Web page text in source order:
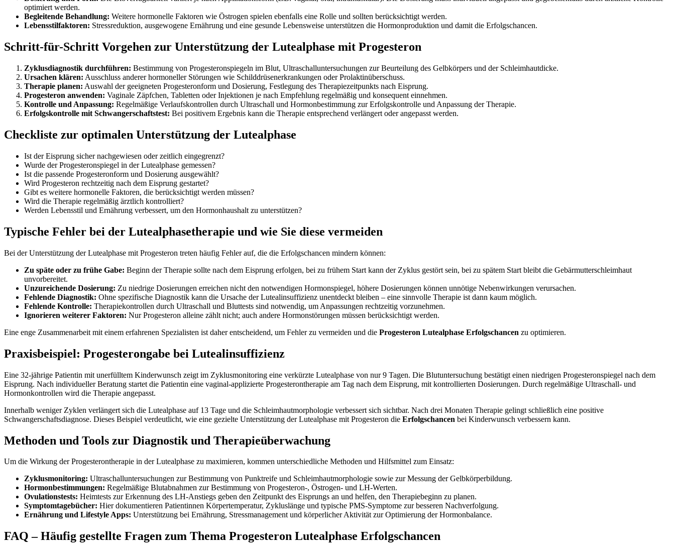
optimiert werden.
Begleitende Behandlung: Weitere hormonelle Faktoren wie Östrogen spielen ebenfalls eine Rolle und sollten berücksichtigt werden.
Lebensstilfaktoren: Stressreduktion, ausgewogene Ernährung und eine gesunde Lebensweise unterstützen die Hormonproduktion und damit die Erfolgschancen.
Schritt-für-Schritt Vorgehen zur Unterstützung der Lutealphase mit Progesteron
Zyklusdiagnostik durchführen: Bestimmung von Progesteronspiegeln im Blut, Ultraschalluntersuchungen zur Beurteilung des Gelbkörpers und der Schleimhautdicke.
Ursachen klären: Ausschluss anderer hormoneller Störungen wie Schilddrüsenerkrankungen oder Prolaktinüberschuss.
Therapie planen: Auswahl der geeigneten Progesteronform und Dosierung, Festlegung des Therapiezeitpunkts nach Eisprung.
Progesteron anwenden: Vaginale Zäpfchen, Tabletten oder Injektionen je nach Empfehlung regelmäßig und konsequent einnehmen.
Kontrolle und Anpassung: Regelmäßige Verlaufskontrollen durch Ultraschall und Hormonbestimmung zur Erfolgskontrolle und Anpassung der Therapie.
Erfolgskontrolle mit Schwangerschaftstest: Bei positivem Ergebnis kann die Therapie entsprechend verlängert oder angepasst werden.
Checkliste zur optimalen Unterstützung der Lutealphase
Ist der Eisprung sicher nachgewiesen oder zeitlich eingegrenzt?
Wurde der Progesteronspiegel in der Lutealphase gemessen?
Ist die passende Progesteronform und Dosierung ausgewählt?
Wird Progesteron rechtzeitig nach dem Eisprung gestartet?
Gibt es weitere hormonelle Faktoren, die berücksichtigt werden müssen?
Wird die Therapie regelmäßig ärztlich kontrolliert?
Werden Lebensstil und Ernährung verbessert, um den Hormonhaushalt zu unterstützen?
Typische Fehler bei der Lutealphasetherapie und wie Sie diese vermeiden
Bei der Unterstützung der Lutealphase mit Progesteron treten häufig Fehler auf, die die Erfolgschancen mindern können:
Zu späte oder zu frühe Gabe: Beginn der Therapie sollte nach dem Eisprung erfolgen, bei zu frühem Start kann der Zyklus gestört sein, bei zu spätem Start bleibt die Gebärmutterschleimhaut
unvorbereitet.
Unzureichende Dosierung: Zu niedrige Dosierungen erreichen nicht den notwendigen Hormonspiegel, höhere Dosierungen können unnötige Nebenwirkungen verursachen.
Fehlende Diagnostik: Ohne spezifische Diagnostik kann die Ursache der Lutealinsuffizienz unentdeckt bleiben – eine sinnvolle Therapie ist dann kaum möglich.
Fehlende Kontrolle: Therapiekontrollen durch Ultraschall und Bluttests sind notwendig, um Anpassungen rechtzeitig vorzunehmen.
Ignorieren weiterer Faktoren: Nur Progesteron alleine zählt nicht; auch andere Hormonstörungen müssen berücksichtigt werden.
Eine enge Zusammenarbeit mit einem erfahrenen Spezialisten ist daher entscheidend, um Fehler zu vermeiden und die Progesteron Lutealphase Erfolgschancen zu optimieren.
Praxisbeispiel: Progesterongabe bei Lutealinsuffizienz
Eine 32-jährige Patientin mit unerfülltem Kinderwunsch zeigt im Zyklusmonitoring eine verkürzte Lutealphase von nur 9 Tagen. Die Blutuntersuchung bestätigt einen niedrigen Progesteronspiegel nach dem
Eisprung. Nach individueller Beratung startet die Patientin eine vaginal-applizierte Progesterontherapie am Tag nach dem Eisprung, mit kontrollierten Dosierungen. Durch regelmäßige Ultraschall- und
Hormonkontrollen wird die Therapie angepasst.
Innerhalb weniger Zyklen verlängert sich die Lutealphase auf 13 Tage und die Schleimhautmorphologie verbessert sich sichtbar. Nach drei Monaten Therapie gelingt schließlich eine positive
Schwangerschaftsdiagnose. Dieses Beispiel verdeutlicht, wie eine gezielte Unterstützung der Lutealphase mit Progesteron die Erfolgschancen bei Kinderwunsch verbessern kann.
Methoden und Tools zur Diagnostik und Therapieüberwachung
Um die Wirkung der Progesterontherapie in der Lutealphase zu maximieren, kommen unterschiedliche Methoden und Hilfsmittel zum Einsatz:
Zyklusmonitoring: Ultraschalluntersuchungen zur Bestimmung von Punktreife und Schleimhautmorphologie sowie zur Messung der Gelbkörperbildung.
Hormonbestimmungen: Regelmäßige Blutabnahmen zur Bestimmung von Progesteron-, Östrogen- und LH-Werten.
Ovulationstests: Heimtests zur Erkennung des LH-Anstiegs geben den Zeitpunkt des Eisprungs an und helfen, den Therapiebeginn zu planen.
Symptomtagebücher: Hier dokumentieren Patientinnen Körpertemperatur, Zykluslänge und typische PMS-Symptome zur besseren Nachverfolgung.
Ernährung und Lifestyle Apps: Unterstützung bei Ernährung, Stressmanagement und körperlicher Aktivität zur Optimierung der Hormonbalance.
FAQ – Häufig gestellte Fragen zum Thema Progesteron Lutealphase Erfolgschancen